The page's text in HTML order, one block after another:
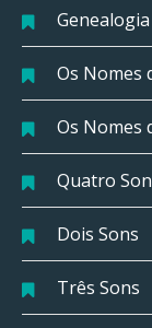
Os Nomes
Os Nomes
Quatro
Dois Sons
Três Sons